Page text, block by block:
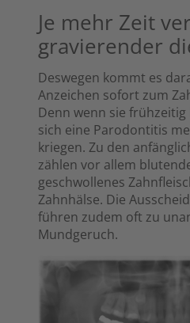
Je mehr Zeit
gravierender
Deswegen kommt es
Anzeichen sofort zum
Denn wenn sie
sich eine Parodontitis
kriegen. Zu den
zählen vor allem
geschwollenes
Zahnhälse. Die
führen zudem oft zu
Mundgeruch.